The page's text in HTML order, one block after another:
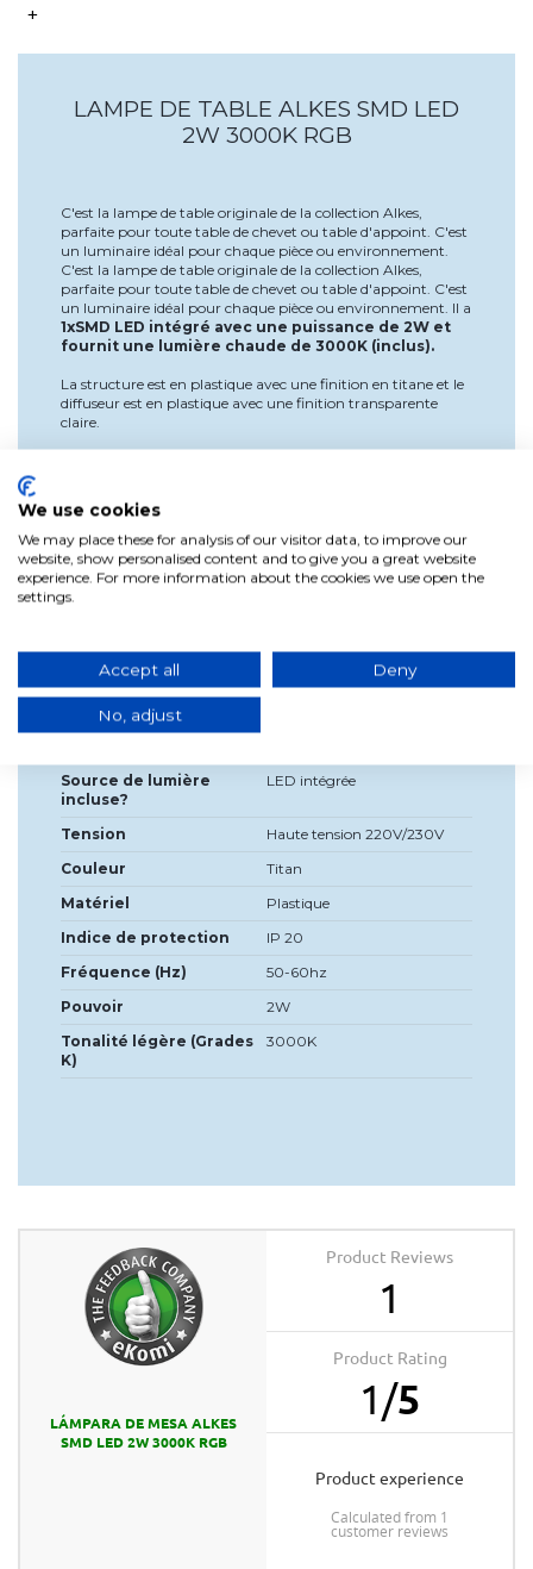
+
LAMPE DE TABLE ALKES SMD LED
2W 3000K RGB
C'est la lampe de table originale de la collection Alkes,
parfaite pour toute table de chevet ou table d'appoint. C'est
un luminaire idéal pour chaque pièce ou environnement.
C'est la lampe de table originale de la collection Alkes,
parfaite pour toute table de chevet ou table d'appoint. C'est
un luminaire idéal pour chaque pièce ou environnement. Il a
1xSMD LED intégré avec une puissance de 2W et
fournit une lumière chaude de 3000K (inclus).
La structure est en plastique avec une finition en titane et le
diffuseur est en plastique avec une finition transparente
claire.
Interrupteur à câble inclus.
Largeur
Haute
Source de lumière
incluse?
LED intégrée
Tension
Haute tension 220V/230V
Couleur
Titan
Matériel
Plastique
Indice de protection
IP 20
Fréquence (Hz)
50-60hz
Pouvoir
2W
Tonalité légère (Grades
K)
3000K
LÁMPARA DE MESA ALKES
SMD LED 2W 3000K RGB
Product Reviews
1
Product Rating
1 /5
product experience
calculated from 1
customer reviews
We use cookies
We may place these for analysis of our visitor data, to improve our
website, show personalised content and to give you a great website
experience. For more information about the cookies we use open the
settings.
Accept all Deny
No, adjust